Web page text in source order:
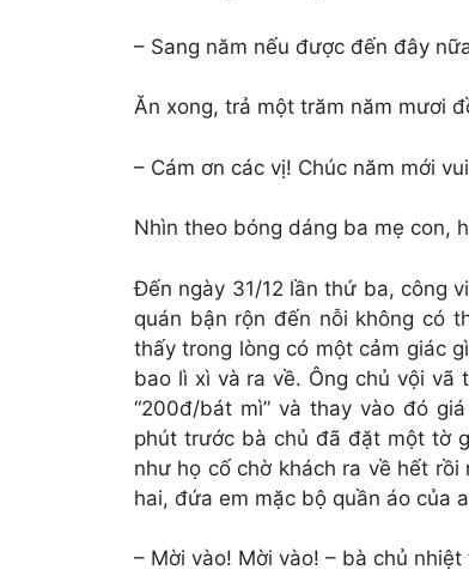
– Sang năm nếu được đến đây
Ăn xong, trả một trăm năm mươi
– Cám ơn các vị! Chúc năm mới
Nhìn theo bóng dáng ba mẹ con,
Đến ngày 31/12 lần thứ ba, công
quán bận rộn đến nỗi không có
thấy trong lòng có một cảm giác
bao lì xì và ra về. Ông chủ vội vã
“200đ/bát mì” và thay vào đó
phút trước bà chủ đã đặt một tờ
như họ cố chờ khách ra về hết
hai, đứa em mặc bộ quần áo của
– Mời vào! Mời vào! – bà chủ